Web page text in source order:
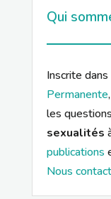
Qui
Inscrite
Permanente,
les
sexualités
publications
Nous